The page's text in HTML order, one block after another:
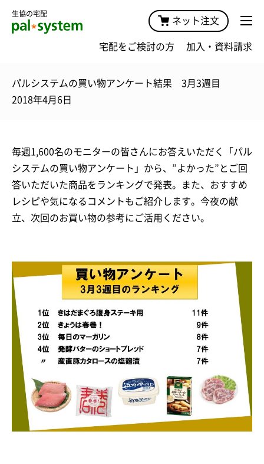
生協の宅配
ネット注文
宅配をご検討の方 加入・資料請求
パルシステムの買い物アンケート結果 3月3週目
2018年4月6日
毎週1,600名のモニターの皆さんにお答えいただく「パル
システムの買い物アンケート」から、”よかった”とご回
答いただいた商品をランキングで発表。また、おすすめ
レシピや気になるコメントもご紹介します。今夜の献
立、次回のお買い物の参考にご活用ください。